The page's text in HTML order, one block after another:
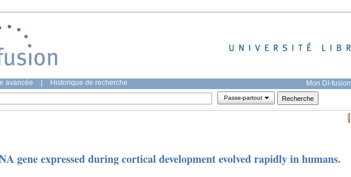
avancée Historique de recherche Mon DI-fusion
Passe-partout
gene expressed during cortical development evolved rapidly in humans.